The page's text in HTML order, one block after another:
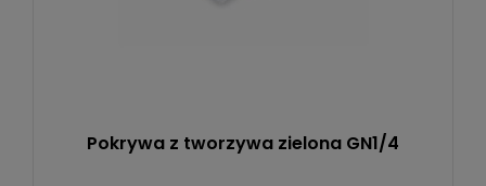
Pokrywa z tworzywa zielona GN1/4